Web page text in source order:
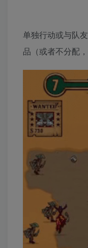
单独行动或与队
品（或者不分配